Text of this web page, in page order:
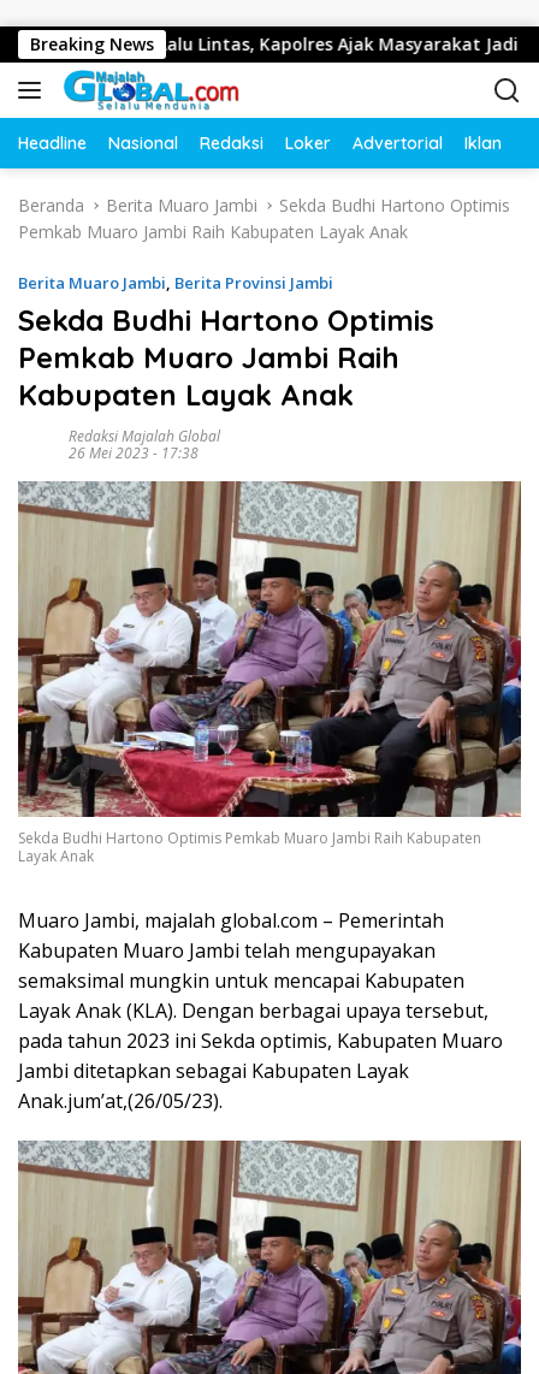
Breaking News
Lalu Lintas, Kapolres Ajak Masyarakat Jadi Pelopor
Headline Nasional Redaksi Loker Advertorial Iklan
Beranda Berita Muaro Jambi
Sekda Budhi Hartono Optimis
Pemkab Muaro Jambi Raih Kabupaten Layak Anak
Berita Muaro Jambi, Berita Provinsi Jambi
Sekda Budhi Hartono Optimis
Pemkab Muaro Jambi Raih
Kabupaten Layak Anak
Redaksi Majalah Global
26 Mei 2023 - 17:38
Sekda Budhi Hartono Optimis Pemkab Muaro Jambi Raih Kabupaten
Layak Anak
Muaro Jambi, majalah global.com – Pemerintah
Kabupaten Muaro Jambi telah mengupayakan
semaksimal mungkin untuk mencapai Kabupaten
Layak Anak (KLA). Dengan berbagai upaya tersebut,
pada tahun 2023 ini Sekda optimis, Kabupaten Muaro
Jambi ditetapkan sebagai Kabupaten Layak
Anak.jum’at,(26/05/23).